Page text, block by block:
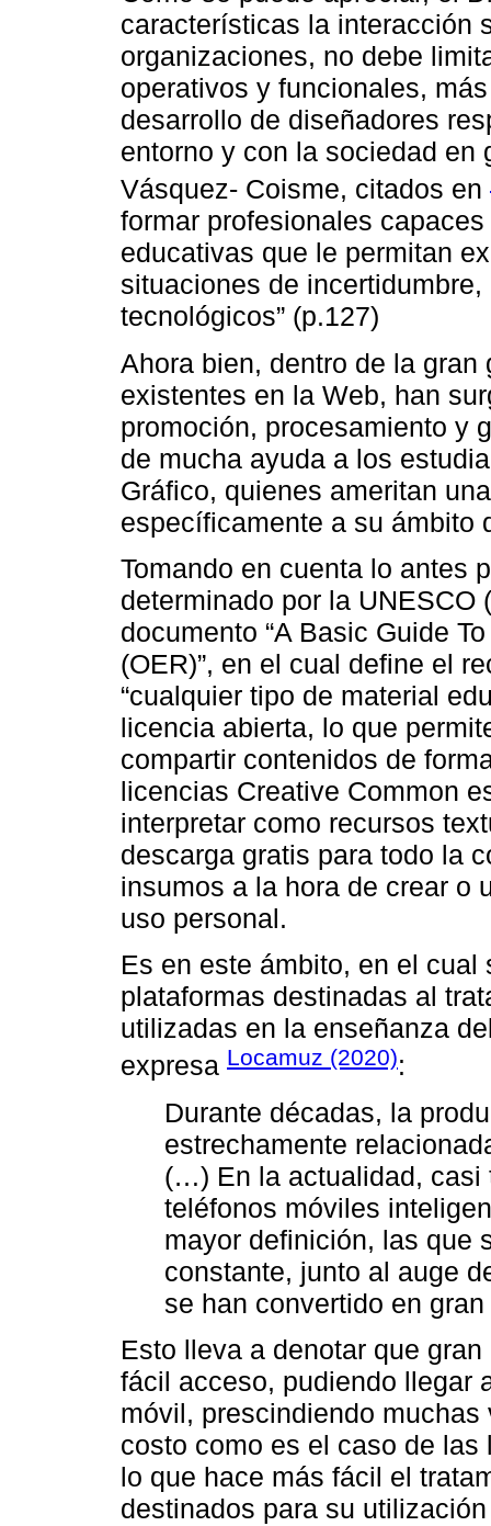
características la interacción
organizaciones, no debe
operativos y funcionales,
desarrollo de diseñadores
entorno y con la sociedad en
Vásquez- Coisme, citados en
formar profesionales
educativas que le permitan
situaciones de
tecnológicos” (p.127)
Ahora bien, dentro de la
existentes en la Web, han
promoción, procesamiento y
de mucha ayuda a los
Gráfico, quienes ameritan
específicamente a su ámbito
Tomando en cuenta lo antes
determinado por la
documento “A Basic Guide
(OER)”, en el cual define el
“cualquier tipo de material
licencia abierta, lo que
compartir contenidos de
licencias Creative Common
interpretar como recursos
descarga gratis para todo la
insumos a la hora de crear o
uso personal.
Es en este ámbito, en el
plataformas destinadas al
utilizadas en la enseñanza
expresa Locamuz (2020):
Durante décadas, la
estrechamente
(…) En la actualidad, casi
teléfonos móviles
mayor definición, las que
constante, junto al auge
se han convertido en
Esto lleva a denotar que
fácil acceso, pudiendo llegar
móvil, prescindiendo
costo como es el caso de
lo que hace más fácil el
destinados para su